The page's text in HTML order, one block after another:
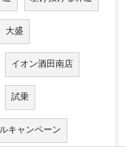
大盛
イオン酒田南店
試乗
キャンペーン